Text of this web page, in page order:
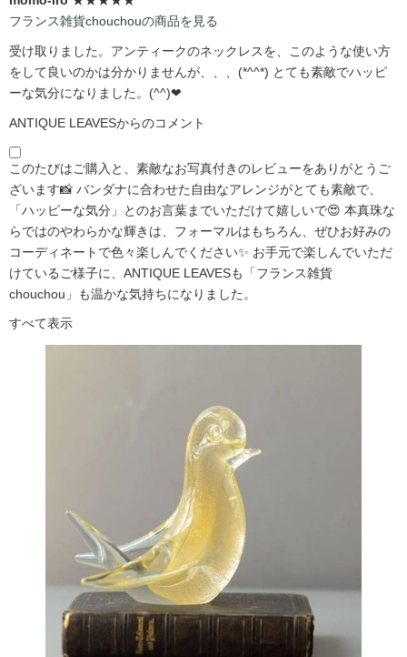
フランス雑貨chouchouの商品を見る
受け取りました。アンティークのネックレスを、このような使い方
をして良いのかは分かりませんが、、、(*^^*) とても素敵でハッピ
ーな気分になりました。(^^)❤
ANTIQUE LEAVESからのコメント
このたびはご購入と、素敵なお写真付きのレビューをありがとうご
ざいます📸 バンダナに合わせた自由なアレンジがとても素敵で、
「ハッピーな気分」とのお言葉までいただけて嬉しいで😍 本真珠な
らではのやわらかな輝きは、フォーマルはもちろん、ぜひお好みの
コーディネートで色々楽しんでください✨ お手元で楽しんでいただ
けているご様子に、ANTIQUE LEAVESも「フランス雑貨
chouchou」も温かな気持ちになりました。
すべて表示